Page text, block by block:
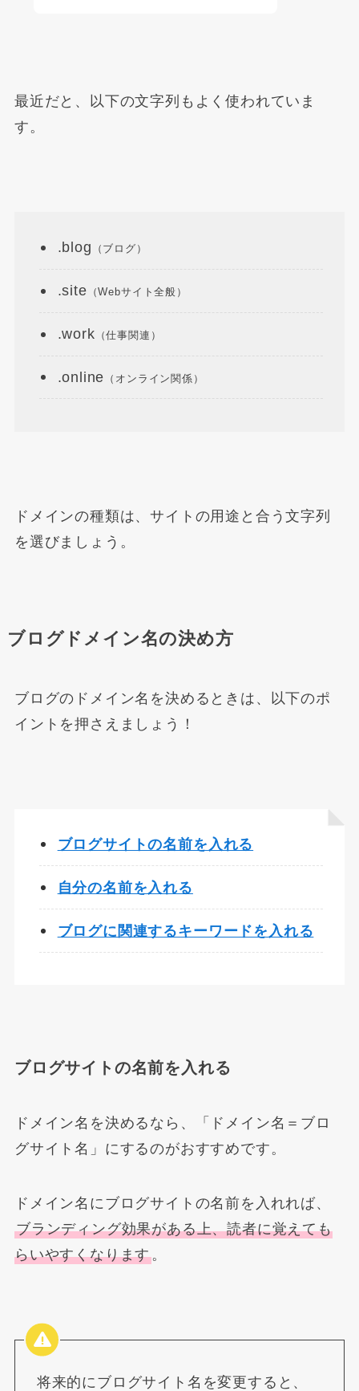
最近だと、以下の文字列もよく使われていま
す。
.blog （ブログ）
.site （Webサイト全般）
.work （仕事関連）
.online （オンライン関係）
ドメインの種類は、サイトの用途と合う文字列
を選びましょう。
ブログドメイン名の決め方
ブログのドメイン名を決めるときは、以下のポ
イントを押さえましょう！
ブログサイトの名前を入れる
自分の名前を入れる
ブログに関連するキーワードを入れる
ブログサイトの名前を入れる
ドメイン名を決めるなら、「ドメイン名＝ブロ
グサイト名」にするのがおすすめです。
ドメイン名にブログサイトの名前を入れれば、
ブランディング効果がある上、読者に覚えても
らいやすくなります。
将来的にブログサイト名を変更すると、